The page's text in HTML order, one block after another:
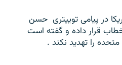
در پیامی توییتری ‌ حسن
قرار داده و گفته است
را تهدید نکند .